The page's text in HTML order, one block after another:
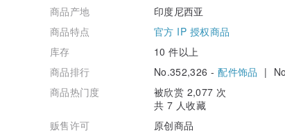
商品产地
印度尼西亚
商品特点
官方 IP 授权商品
库存
10 件以上
商品排行
No.352,326 -配件饰品 |
商品热门度
被欣赏 2,077 次
共 7 人收藏
贩售许可
原创商品